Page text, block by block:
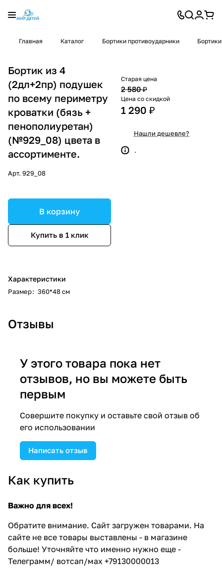
Главная Каталог Бортики противоударники
Бортик из 4
(2дл+2пр) подушек
по всему периметру
кроватки (бязь +
пенополиуретан)
(№929_08) цвета в
ассортименте.
Арт. 929_08
В корзину
Купить в 1 клик
Характеристики
Размер: 360*48 см
Старая цена
2 580 ₽
Цена со скидкой
1 290 ₽
Нашли дешевле?
.
Отзывы
У этого товара пока нет
отзывов, но вы можете быть
первым
Совершите покупку и оставьте свой отзыв об
его использовании
Написать отзыв
Как купить
Важно для всех!
Обратите внимание. Сайт загружен товарами. На
сайте не все товары выставлены - в магазине
больше! Уточняйте что именно нужно еще -
Телеграмм/ вотсап/мах +79130000013